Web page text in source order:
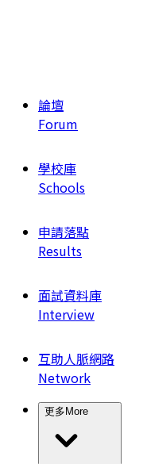
論壇
Forum
學校庫
Schools
申請落點
Results
面試資料庫
Interview
互助人脈網路
Network
更多 More